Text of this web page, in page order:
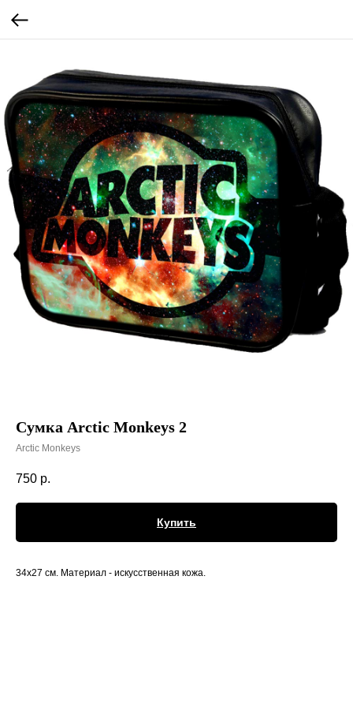
Сумка Arctic Monkeys 2
Arctic Monkeys
750 р.
Купить
34х27 см. Материал - искусственная кожа.